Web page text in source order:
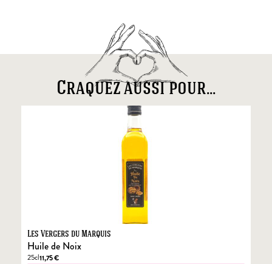
Craquez aussi pour...
Les Vergers du Marquis
Huile de Noix
25cl11,75€